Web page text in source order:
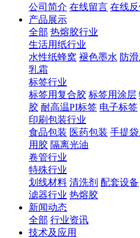
公司简介 在线留言 在线
产品展示
全部 热熔胶行业
生活用纸行业
水性纸蜂窝 褪色墨水 防
乳霜
标签行业
标签用复合胶 标签用涂层
胶 耐高温PI标签 电子标签
印刷包装行业
食品包装 医药包装 手提
用胶 隔离光油
卷管行业
特殊行业
划线材料 清洗剂 配套设备
滤器行业 热熔胶
新闻动态
全部 行业资讯
技术及应用